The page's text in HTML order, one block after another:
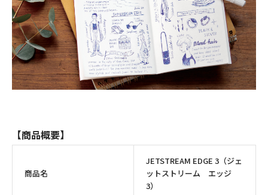
【商品概要】
商品名
JETSTREAM EDGE 3（ジェ
ットストリーム エッジ
3）